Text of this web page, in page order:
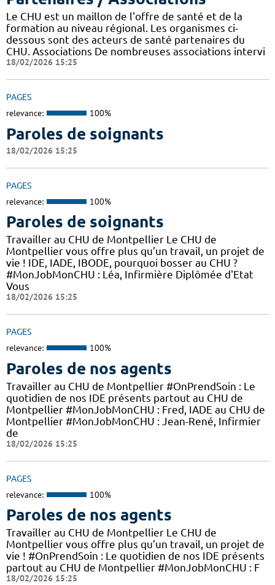
Le CHU est un maillon de l'offre de santé et de la
formation au niveau régional. Les organismes ci-
dessous sont des acteurs de santé partenaires du
CHU. Associations De nombreuses associations intervi
18/02/2026 15:25
PAGES
relevance: 100%
Paroles de soignants
18/02/2026 15:25
PAGES
relevance: 100%
Paroles de soignants
Travailler au CHU de Montpellier Le CHU de
Montpellier vous offre plus qu’un travail, un projet de
vie ! IDE, IADE, IBODE, pourquoi bosser au CHU ?
#MonJobMonCHU : Léa, Infirmière Diplômée d'Etat
Vous
18/02/2026 15:25
PAGES
relevance: 100%
Paroles de nos agents
Travailler au CHU de Montpellier #OnPrendSoin : Le
quotidien de nos IDE présents partout au CHU de
Montpellier #MonJobMonCHU : Fred, IADE au CHU de
Montpellier #MonJobMonCHU : Jean-René, Infirmier
de
18/02/2026 15:25
PAGES
relevance: 100%
Paroles de nos agents
Travailler au CHU de Montpellier Le CHU de
Montpellier vous offre plus qu’un travail, un projet de
vie ! #OnPrendSoin : Le quotidien de nos IDE présents
partout au CHU de Montpellier #MonJobMonCHU : F
18/02/2026 15:25